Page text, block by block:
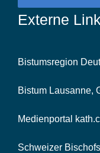
Externe
Bistumsregion
Bistum Lausanne,
Medienportal
Schweizer